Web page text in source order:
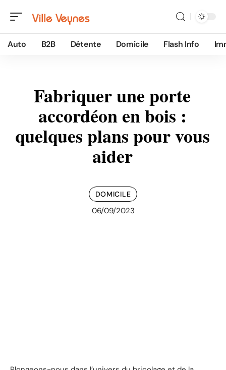
Auto B2B Détente Domicile Flash Info
Fabriquer une porte
accordéon en bois :
quelques plans pour vous
aider
DOMICILE
06/09/2023